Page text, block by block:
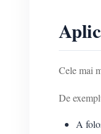
Cele mai
De
A